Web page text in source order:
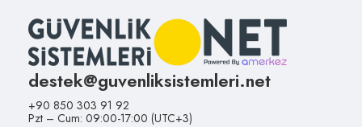
destek@guvenliksistemleri.net
+90 850 303 91 92
Pzt – Cum: 09:00-17:00 (UTC+3)